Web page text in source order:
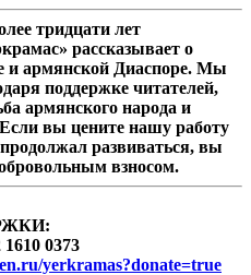
экономики,
и
другой —
все
...
тридцати лет
рассказывает о
и армянской Диаспоре. Мы
поддержке читателей,
армянского народа и
вы цените нашу работу
развиваться, вы
взносом.
0373
yerkramas?donate=true